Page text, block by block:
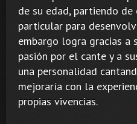
de su edad, partiendo
particular para
embargo logra gracias a
pasión por el cante y a
una personalidad
mejoraría con la
propias vivencias.